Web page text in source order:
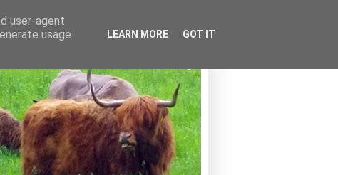
user-agent
usage
LEARN MORE GOT IT